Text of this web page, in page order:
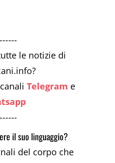
le notizie di
Telegram e
il suo linguaggio?
del corpo che